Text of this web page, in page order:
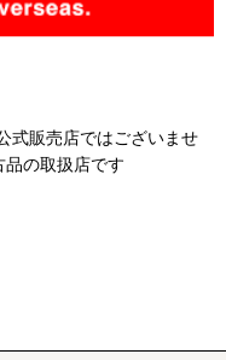
式販売店ではございませ
の取扱店です